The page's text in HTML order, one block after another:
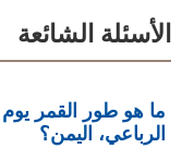
الأسئلة الشائعة
الرباعي، اليمن؟